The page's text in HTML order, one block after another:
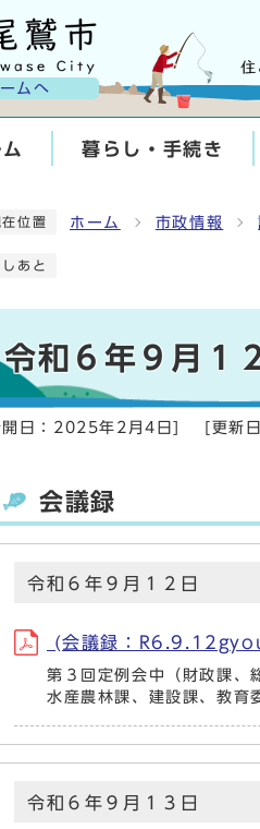
ムへ
暮らし・手続き
在位置 ホーム 市政情報
しあと
令和６年９月１
開日： 2025年2月4日 [更新
会議録
令和６年９月１２日
(会議録：
第３回定例会中（財政課、
水産農林課、建設課、教育
令和６年９月１３日